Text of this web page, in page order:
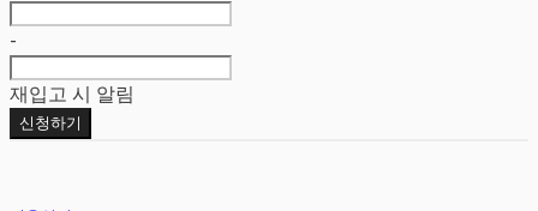
-
재입고 시 알림
신청하기